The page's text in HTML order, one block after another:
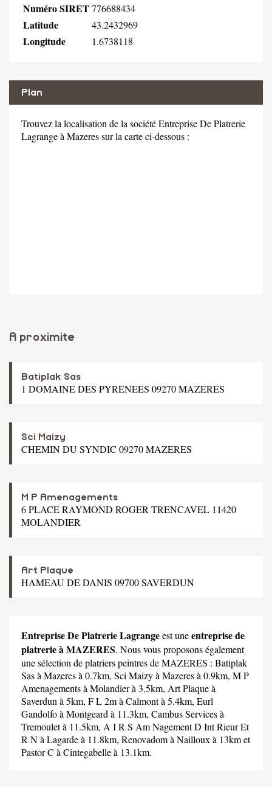
Numéro SIRET776688434
Latitude 43.2432969
Longitude 1.6738118
Plan
Trouvez la localisation de la société Entreprise De Platrerie
Lagrange à Mazeres sur la carte ci-dessous :
A proximite
Batiplak Sas
1 DOMAINE DES PYRENEES 09270 MAZERES
Sci Maizy
CHEMIN DU SYNDIC 09270 MAZERES
M P Amenagements
6 PLACE RAYMOND ROGER TRENCAVEL 11420
MOLANDIER
Art Plaque
HAMEAU DE DANIS 09700 SAVERDUN
Entreprise De Platrerie Lagrangeest uneentreprise de
platrerie à MAZERES. Nous vous proposons également
une sélection de platriers peintres de MAZERES : Batiplak
Sasà Mazeres à 0.7km, Sci Maizyà Mazeres à 0.9km, M P
Amenagementsà Molandier à 3.5km, Art Plaqueà
Saverdun à 5km, F L 2mà Calmont à 5.4km, Eurl
Gandolfoà Montgeard à 11.3km, Cambus Servicesà
Tremoulet à 11.5km, A I R S Am Nagement D Int Rieur Et
R Nà Lagarde à 11.8km, Renovadomà Nailloux à 13km et
Pastor C à Cintegabelle à 13.1km.